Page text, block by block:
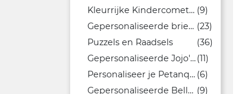
Kleurrijke Kindercometas (9)
Gepersonaliseerde brieven (23)
Puzzels en Raadsels
(36)
Gepersonaliseerde Jojo's Bedrukken(11)
Personaliseer je Petanqueballen met je Logo (6)
Gepersonaliseerde Bellenblazers (9)